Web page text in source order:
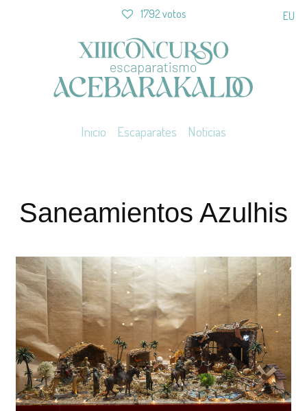
1792 votos EU
Inicio Escaparates Noticias
Saneamientos Azulhis